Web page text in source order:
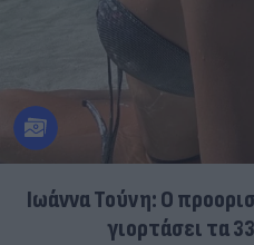
Ιωάννα Τούνη: Ο
γιορτάσει τα